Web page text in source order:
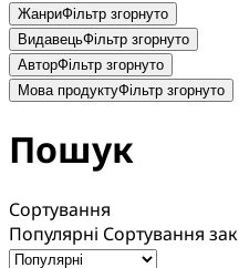
ЖанриФільтр згорнуто
ВидавецьФільтр згорнуто
АвторФільтр згорнуто
Мова продуктуФільтр згорнуто
Пошук
Сортування
Популярні Сортування